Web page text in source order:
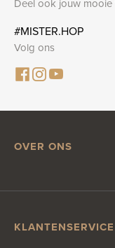
#MISTER.HOP
Volg ons
OVER ONS
Vacatures
KLANTENSERVICE